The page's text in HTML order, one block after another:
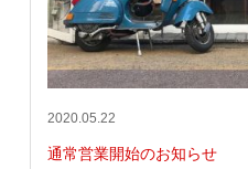
2020.05.22
通常営業開始のお知らせ